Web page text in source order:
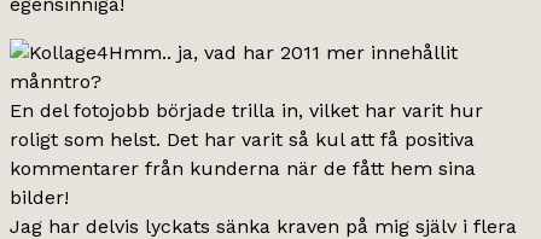
Hmm.. ja, vad har 2011 mer innehållit
månntro?
En del fotojobb började trilla in, vilket har varit hur
roligt som helst. Det har varit så kul att få positiva
kommentarer från kunderna när de fått hem sina
bilder!
Jag har delvis lyckats sänka kraven på mig själv i flera